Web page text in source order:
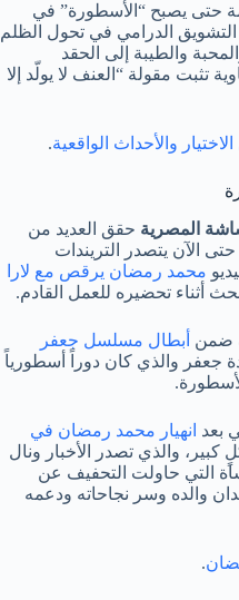
حتى يصبح “الأسطورة” في
الدرامي في تحول الظلم
والطيبة إلى الحقد
تثبت مقولة “العنف لا يولّد إلا
والأحداث الواقعية.
المصرية حقق العديد من
الآن يتصدر التريندات
محمد رمضان يرقص مع لارا
أثناء تحضيره للعمل القادم.
ضمن أبطال مسلسل جعفر
جعفر والذي كان دوراً أسطورياً
بعد انهيار محمد رمضان في
كبير، والذي تصدر الأخبار ونال
التي حاولت التحفيف عن
والده وسر نجاحاته ودعمه
.